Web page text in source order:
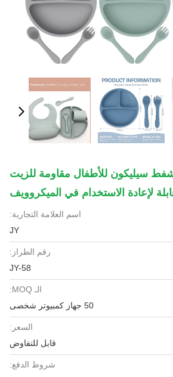
سيليكون للأطفال مقاومة للزيت
لإعادة الاستخدام في الميكروويف
اسم العلامة التجارية:
JY
رقم الطراز:
JY-58
الـ MOQ:
50 جهاز كمبيوتر شخصى
السعر:
قابل للتفاوض
شروط الدفع: